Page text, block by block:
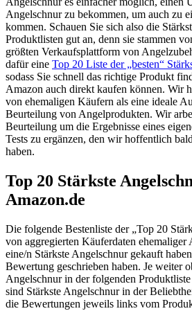
Angelschnur zu bekommen, um auch zu
kommen. Schauen Sie sich also die
Produktlisten gut an, denn sie stammen
größten Verkaufsplattform von
dafür eine Top 20 Liste der „besten“
sodass Sie schnell das richtige Produkt
Amazon auch direkt kaufen können. Wir
von ehemaligen Käufern als eine ideale
Beurteilung von Angelprodukten. Wir
Beurteilung um die Ergebnisse eines
Tests zu ergänzen, den wir hoffentlich
haben.
Top 20 Stärkste
Amazon.de
Die folgende Bestenliste der „Top 20
von aggregierten Käuferdaten
eine/n Stärkste Angelschnur gekauft
Bewertung geschrieben haben. Je weiter
Angelschnur in der folgenden Produktliste
sind Stärkste Angelschnur in der
die Bewertungen jeweils links vom